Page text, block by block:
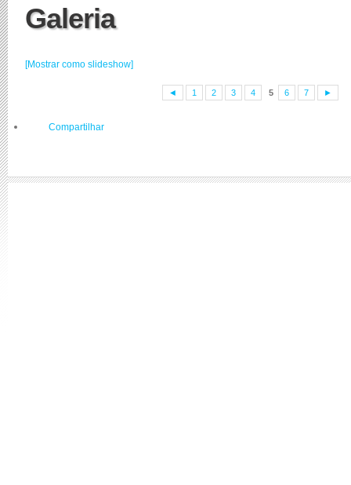
Galeria
[Mostrar como slideshow]
◄ 1 2 3 4 5 6 7 ►
Compartilhar